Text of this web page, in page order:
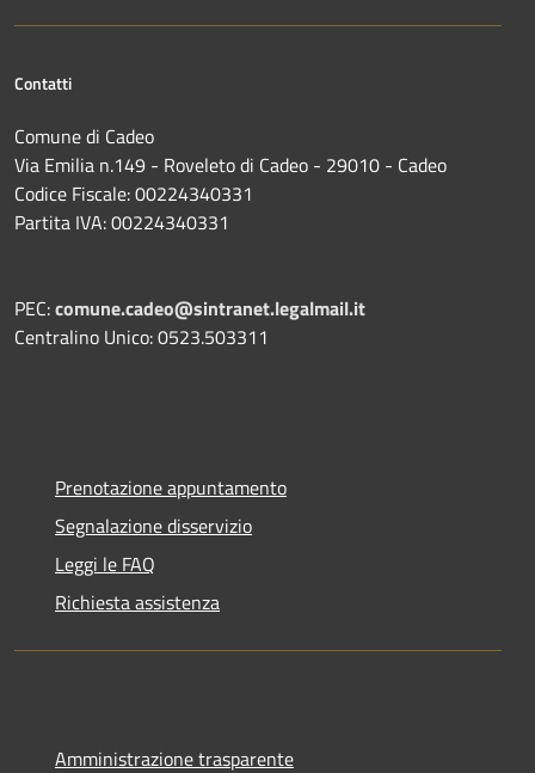
Contatti
Comune di Cadeo
Via Emilia n.149 - Roveleto di Cadeo - 29010 - Cadeo
Codice Fiscale: 00224340331
Partita IVA: 00224340331
PEC:comune.cadeo@sintranet.legalmail.it
Centralino Unico: 0523.503311
Prenotazione appuntamento
Segnalazione disservizio
Leggi le FAQ
Richiesta assistenza
Amministrazione trasparente